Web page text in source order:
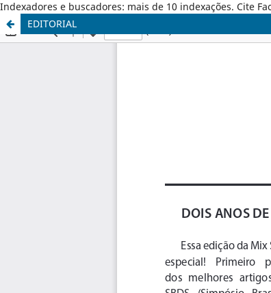
Indexadores e buscadores: mais de 10 indexações. Cite
EDITORIAL